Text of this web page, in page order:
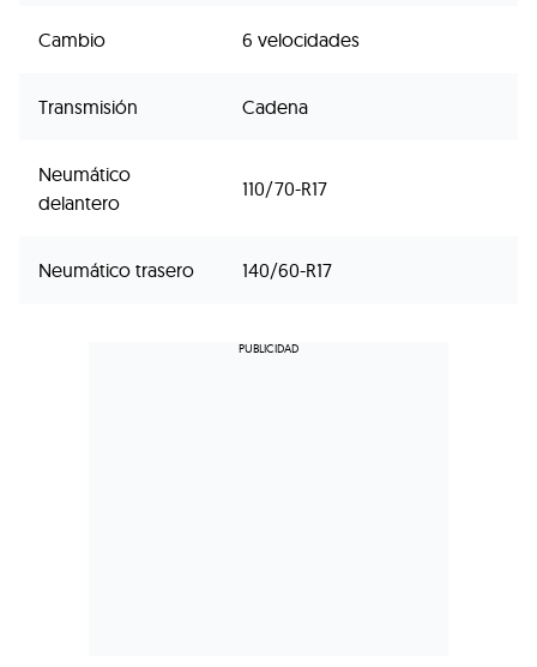
Cambio 6 velocidades
Transmisión Cadena
Neumático
delantero
110/70-R17
Neumático trasero 140/60-R17